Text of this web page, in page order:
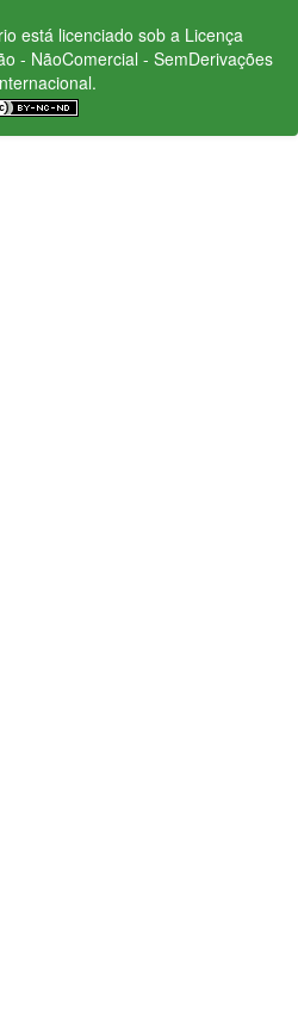
está licenciado sob a Licença
- NãoComercial - SemDerivações